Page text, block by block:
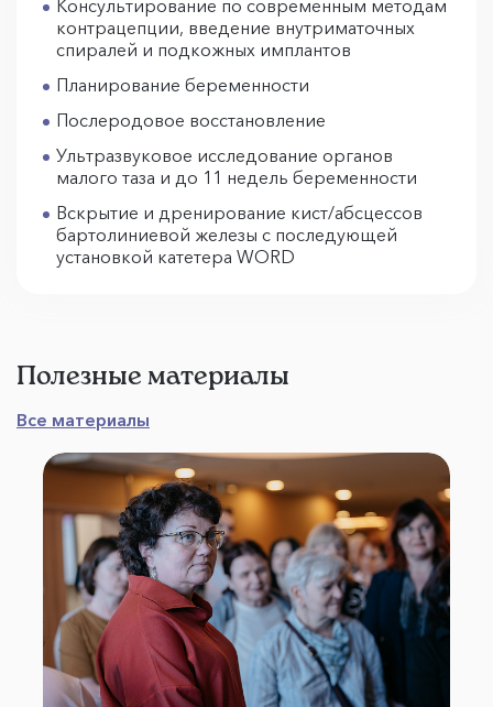
Консультирование по современным методам
контрацепции, введение внутриматочных
спиралей и подкожных имплантов
Планирование беременности
Послеродовое восстановление
Ультразвуковое исследование органов
малого таза и до 11 недель беременности
Вскрытие и дренирование кист/абсцессов
бартолиниевой железы с последующей
установкой катетера WORD
Полезные материалы
Все материалы